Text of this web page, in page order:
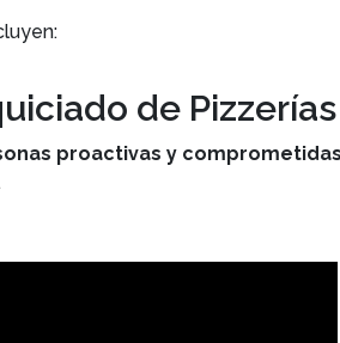
de
proactivas y comprometidas